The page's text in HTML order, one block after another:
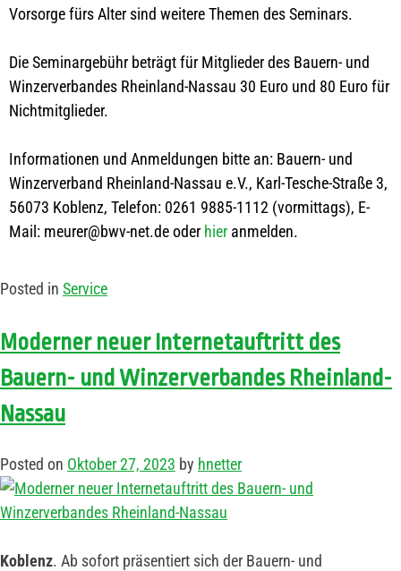
Vorsorge fürs Alter sind weitere Themen des Seminars.
Die Seminargebühr beträgt für Mitglieder des Bauern- und
Winzerverbandes Rheinland-Nassau 30 Euro und 80 Euro für
Nichtmitglieder.
Informationen und Anmeldungen bitte an: Bauern- und
Winzerverband Rheinland-Nassau e.V., Karl-Tesche-Straße 3,
56073 Koblenz, Telefon: 0261 9885-1112 (vormittags), E-
Mail: meurer@bwv-net.de oder hier anmelden.
Posted in Service
Moderner neuer Internetauftritt des
Bauern- und Winzerverbandes Rheinland-
Nassau
Posted on Oktober 27, 2023 by hnetter
Koblenz. Ab sofort präsentiert sich der Bauern- und